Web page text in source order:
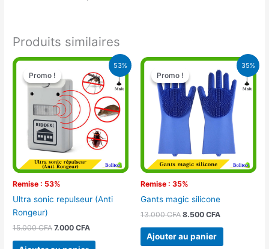
Produits similaires
53%
Promo !
Remise : 53%
Promo !
Ultra sonic repulseur (Anti
Rongeur)
15.000CFA
Le
prix
initial
était :
15.000 CFA.
7.000CFA
Le
prix
actuel
est :
7.000 CFA.
35%
Promo !
Remise : 35%
Promo !
Gants magic silicone
13.000CFA
Le
prix
initial
était :
13.000 CFA.
8.500 CFA
Le
prix
actuel
est :
8.500 CFA.
Ajouter au panier